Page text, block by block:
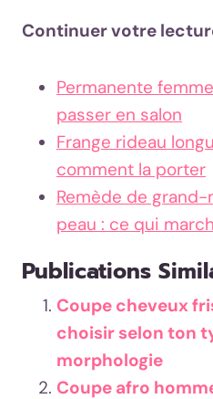
Continuer votre
Permanente
passer en salon
Frange rideau
comment la porter
Remède de
peau : ce qui
Publications
Coupe cheveux
choisir selon ton
morphologie
Coupe afro